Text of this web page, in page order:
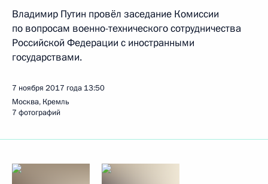
Владимир Путин провёл заседание Комиссии
по вопросам военно-технического сотрудничества
Российской Федерации с иностранными
государствами.
7 ноября 2017 года 13:50
Москва, Кремль
7 фотографий